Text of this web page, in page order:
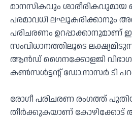
മാനസികവും ശാരീരികവുമായ
പരമാവധി ലഘൂകരിക്കാനും
പരിചരണം
സംവിധാനത്തിലൂടെ
ആൻഡ് ഗൈനക്കോളജി
കൺസൾട്ടന്റ് ഡോ.നാസർ ടി
രോഗീ പരിചരണ രംഗത്ത്
തീർക്കുകയാണ് കോഴിക്കോട്